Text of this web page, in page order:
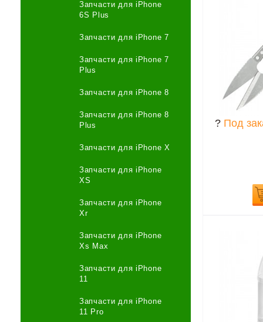
Запчасти для iPhone
6S Plus
Запчасти для iPhone 7
Запчасти для iPhone 7
Plus
Запчасти для iPhone 8
Запчасти для iPhone 8
Plus
Запчасти для iPhone X
Запчасти для iPhone
XS
Запчасти для iPhone
Xr
Запчасти для iPhone
Xs Max
Запчасти для iPhone
11
Запчасти для iPhone
11 Pro
? Под